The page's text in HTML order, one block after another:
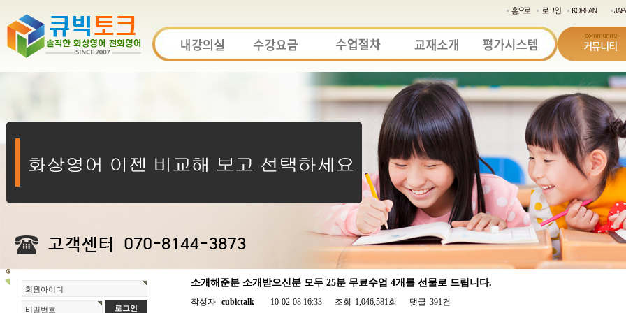
회원아이디
비밀번호
소개해준분 소개받으신분 모두 25분 무료수업 4개를 선물로 드립니다.
작성자 cubictalk 10-02-08 16:33 조회 1,046,581회 댓글 391건